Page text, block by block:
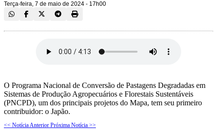
Terça-feira, 7 de maio de 2024 - 17h00
O Programa Nacional de Conversão de Pastagens Degradadas em
Sistemas de Produção Agropecuários e Florestais Sustentáveis
(PNCPD), um dos principais projetos do Mapa, tem seu primeiro
contribuidor: o Japão.
<< Notícia Anterior Próxima Notícia >>